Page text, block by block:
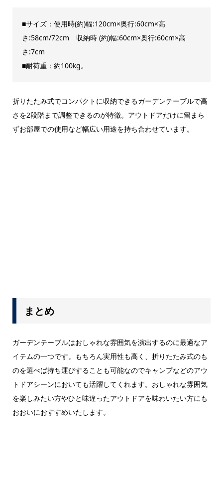
■サイズ：使用時(約)幅:120cm×奥行:60cm×高
さ:58cm/72cm 収納時 (約)幅:60cm×奥行:60cm×高
さ:7cm
■耐荷重：約100kg。
折りたたみ式でコンパクトに収納できるガーデンテーブルで高
さを2段階まで調整できるのが特徴。アウトドアだけに留まら
ずお部屋での使用など幅広い用途を持ち合わせています。
まとめ
ガーデンテーブルはおしゃれな雰囲気を演出するのに最適なア
イテムの一つです。もちろん実用性も高く、折りたたみ式のも
のを選べば持ち運びすることも可能なのでキャンプなどのアウ
トドアシーンにおいても活躍してくれます。おしゃれな雰囲気
を楽しみたい方やひと味違ったアウトドアを味わいたい方にも
おおいにおすすめいたします。